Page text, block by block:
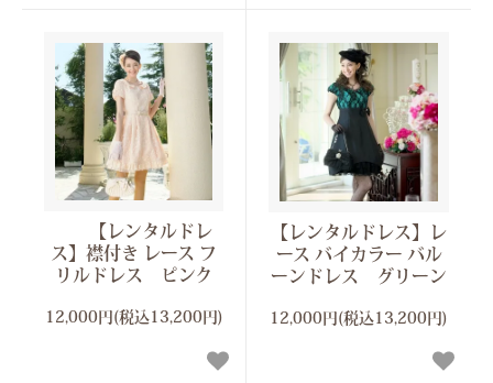
【レンタルドレ
ス】襟付き レース フ
リルドレス ピンク
12,000円(税込13,200円)
【レンタルドレス】レ
ース バイカラー バル
ーンドレス グリーン
12,000円(税込13,200円)